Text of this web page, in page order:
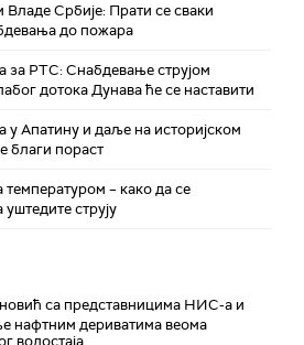
Србије: Прати се сваки
до пожара
за РТС: Снабдевање струјом
дотока Дунава ће се наставити
у Апатину и даље на историјском
благи пораст
температуром – како да се
струју
са представницима НИС-а и
нафтним дериватима веома
водостаја